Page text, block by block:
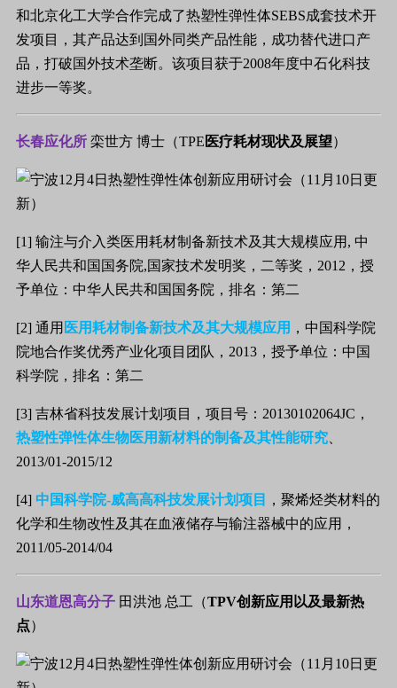
和北京化工大学合作完成了热塑性弹性体SEBS成套技术开
发项目，其产品达到国外同类产品性能，成功替代进口产
品，打破国外技术垄断。该项目获于2008年度中石化科技
进步一等奖。
长春应化所 栾世方 博士（TPE 医疗耗材现状及展望）
[1] 输注与介入类医用耗材制备新技术及其大规模应用, 中
华人民共和国国务院,国家技术发明奖，二等奖，2012，授
予单位：中华人民共和国国务院，排名：第二
[2] 通用 医用耗材制备新技术及其大规模应用 ，中国科学院
院地合作奖优秀产业化项目团队，2013，授予单位：中国
科学院，排名：第二
[3] 吉林省科技发展计划项目，项目号：20130102064JC，
热塑性弹性体生物医用新材料的制备及其性能研究
2013/01-2015/12
[4] 中国科学院-威高高科技发展计划项目
，聚烯烃类材料的
化学和生物改性及其在血液储存与输注器械中的应用，
2011/05-2014/04
山东道恩高分子 田洪池 总工（TPV创新应用以及最新热
点）